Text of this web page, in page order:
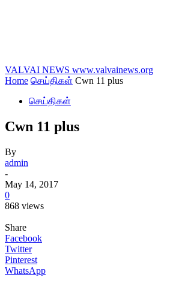
VALVAI NEWS www.valvainews.org
Home செய்திகள் Cwn 11 plus
செய்திகள்
Cwn 11 plus
By
admin
-
May 14, 2017
0
868 views
Share
Facebook
Twitter
Pinterest
WhatsApp